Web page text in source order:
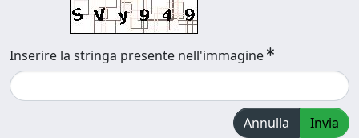
Inserire la stringa presente nell'immagine
Annulla Invia